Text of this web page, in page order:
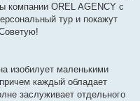
компании OREL AGENCY с
тур и покажут
изобилует маленькими
каждый обладает
заслуживает отдельного